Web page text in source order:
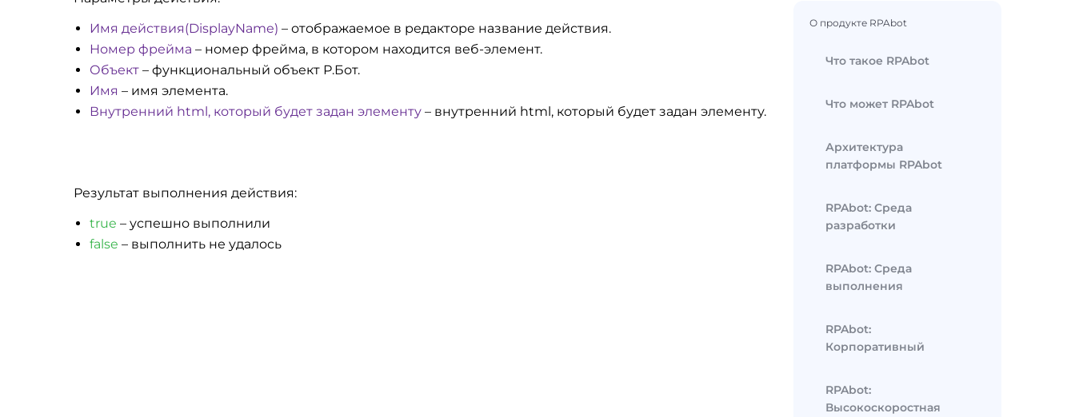
Имя действия(DisplayName) – отображаемое в редакторе название действия.
Номер фрейма – номер фрейма, в котором находится веб-элемент.
Объект – функциональный объект Р.Бот.
Имя – имя элемента.
Внутренний html, который будет задан элементу – внутренний html, который будет задан элементу.
Результат выполнения действия:
true – успешно выполнили
false – выполнить не удалось
О продукте RPAbot
Что такое RPAbot
Что может RPAbot
Архитектура
платформы RPAbot
RPAbot: Среда
разработки
RPAbot: Среда
выполнения
RPAbot:
Корпоративный
RPAbot:
Высокоскоростная